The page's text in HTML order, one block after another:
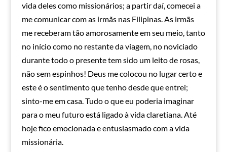
vida deles como missionários; a partir daí, comecei a
me comunicar com as irmãs nas Filipinas. As irmãs
me receberam tão amorosamente em seu meio, tanto
no início como no restante da viagem, no noviciado
durante todo o presente tem sido um leito de rosas,
não sem espinhos! Deus me colocou no lugar certo e
este é o sentimento que tenho desde que entrei;
sinto-me em casa. Tudo o que eu poderia imaginar
para o meu futuro está ligado à vida claretiana. Até
hoje fico emocionada e entusiasmado com a vida
missionária.